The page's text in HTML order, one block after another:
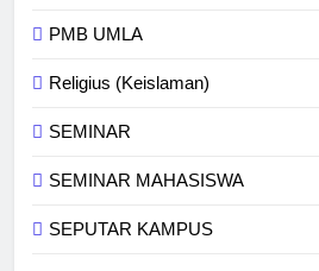
PMB UMLA
Religius (Keislaman)
SEMINAR
SEMINAR MAHASISWA
SEPUTAR KAMPUS